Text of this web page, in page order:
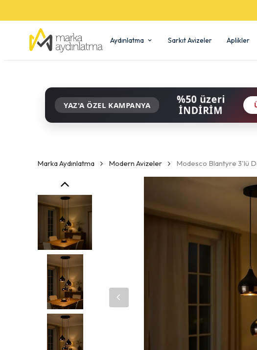
Aydınlatma Sarkıt Avizeler Aplikler
YAZ'A ÖZEL KAMPANYA %50 üzeri
İNDİRİM
Marka Aydınlatma Modern Avizeler Modesco Blantyre 3'lü